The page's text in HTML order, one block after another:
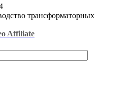
трансформаторных
Affiliate